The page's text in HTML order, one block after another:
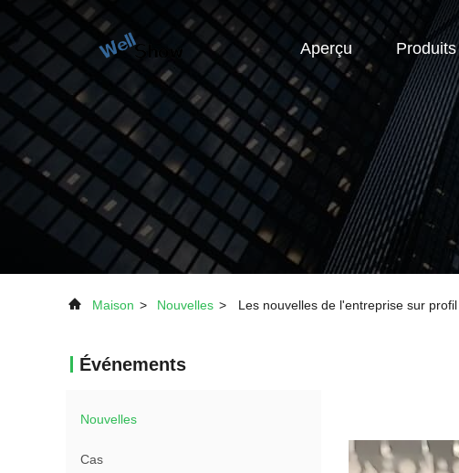
Aperçu Produits
Maison > Nouvelles > Les nouvelles de l'entreprise sur
Événements
Nouvelles
Cas